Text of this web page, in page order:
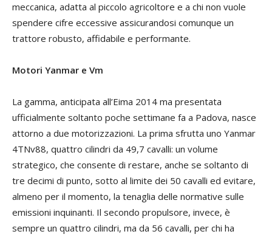
meccanica, adatta al piccolo agricoltore e a chi non vuole
spendere cifre eccessive assicurandosi comunque un
trattore robusto, affidabile e performante.
Motori Yanmar e Vm
La gamma, anticipata all’Eima 2014 ma presentata
ufficialmente soltanto poche settimane fa a Padova, nasce
attorno a due motorizzazioni. La prima sfrutta uno Yanmar
4TNv88, quattro cilindri da 49,7 cavalli: un volume
strategico, che consente di restare, anche se soltanto di
tre decimi di punto, sotto al limite dei 50 cavalli ed evitare,
almeno per il momento, la tenaglia delle normative sulle
emissioni inquinanti. Il secondo propulsore, invece, è
sempre un quattro cilindri, ma da 56 cavalli, per chi ha